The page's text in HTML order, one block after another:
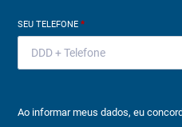
SEU TELEFONE*
Ao informar meus dados, eu